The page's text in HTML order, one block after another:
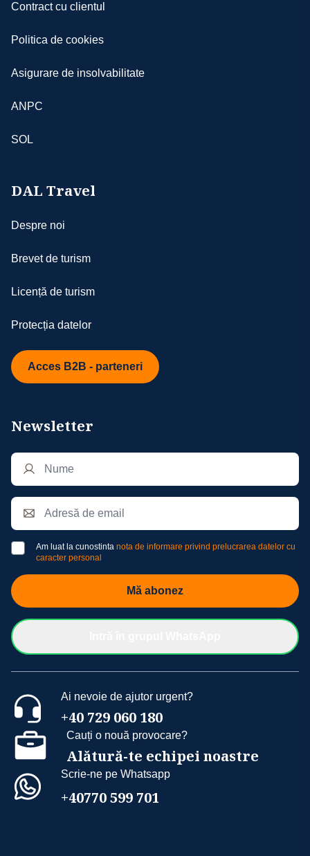
Contract cu clientul
Politica de cookies
Asigurare de insolvabilitate
ANPC
SOL
DAL Travel
Despre noi
Brevet de turism
Licență de turism
Protecția datelor
Acces B2B - parteneri
Newsletter
Am luat la cunostinta nota de informare privind prelucrarea datelor cu
caracter personal
Mă abonez
Ai nevoie de ajutor urgent?
+40 729 060 180
Cauți o nouă provocare?
Alătură-te echipei noastre
Scrie-ne pe Whatsapp
+40770 599 701